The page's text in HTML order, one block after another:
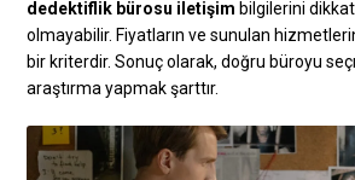
dedektiflik bürosu iletişim bilgilerini
olmayabilir. Fiyatların ve sunulan
bir kriterdir. Sonuç olarak, doğru büroyu
araştırma yapmak şarttır.